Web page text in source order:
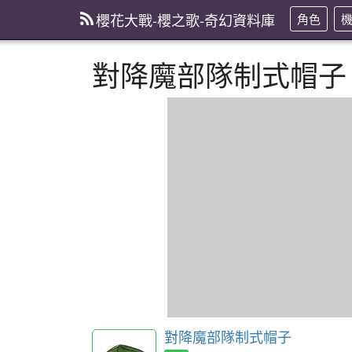
櫻花大戰-櫻之歌-奇幻資料庫 角色
對降魔部隊制式帽子
對降魔部隊制式帽子